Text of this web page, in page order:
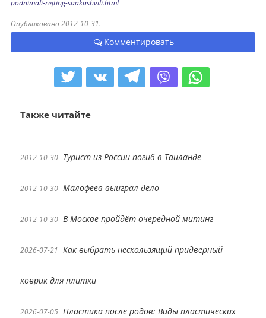
podnimali-rejting-saakashvili.html
Опубликовано 2012-10-31.
Комментировать
Также читайте
2012-10-30 Турист из России погиб в Таиланде
2012-10-30 Малофеев выиграл дело
2012-10-30 В Москве пройдёт очередной митинг
2026-07-21 Как выбрать нескользящий придверный
коврик для плитки
2026-07-05 Пластика после родов: Виды пластических